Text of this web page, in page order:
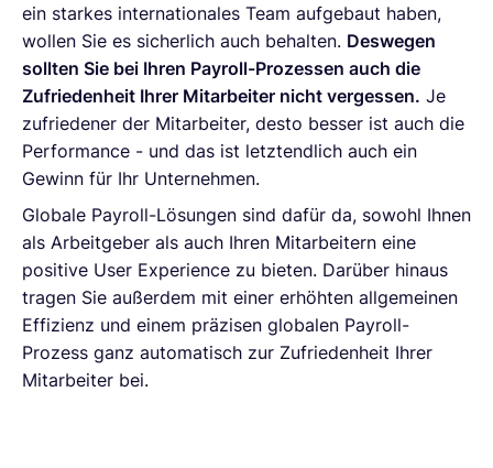
ein starkes internationales Team aufgebaut haben,
wollen Sie es sicherlich auch behalten. Deswegen
sollten Sie bei Ihren Payroll-Prozessen auch die
Zufriedenheit Ihrer Mitarbeiter nicht vergessen. Je
zufriedener der Mitarbeiter, desto besser ist auch die
Performance - und das ist letztendlich auch ein
Gewinn für Ihr Unternehmen.
Globale Payroll-Lösungen sind dafür da, sowohl Ihnen
als Arbeitgeber als auch Ihren Mitarbeitern eine
positive User Experience zu bieten. Darüber hinaus
tragen Sie außerdem mit einer erhöhten allgemeinen
Effizienz und einem präzisen globalen Payroll-
Prozess ganz automatisch zur Zufriedenheit Ihrer
Mitarbeiter bei.